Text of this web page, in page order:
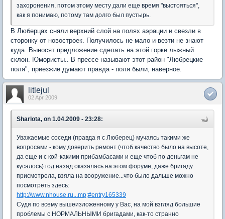
захоронения, потом этому месту дали еще время "выстояться",
как я понимаю, потому там долго был пустырь.
В Люберцах сняли верхний слой на полях аэрации и свезли в
сторонку от новостроек. Получилось не мало и везти не знают
куда. Выносят предложение сделать на этой горке лыжный
склон. Юмористы.. В прессе называют этот район "Любрецкие
поля", приезжие думают правда - поля были, наверное.
litlejul
02 Apr 2009
Sharlota, on 1.04.2009 - 23:28:
Уважаемые соседи (правда я с Люберец) мучаясь такими же
вопросами - кому доверить ремонт (чтоб качество было на высоте,
да еще и с кой-какими прибамбасами и еще чтоб по деньгам не
кусалось) год назад оказалась на этом форуме, даже бригаду
присмотрела, взяла на вооружение...что было дальше можно
посмотреть здесь:
http://www.nhouse.ru...mp;#entry165339
Судя по всему вышеизложенному у Вас, на мой взгляд большие
проблемы с НОРМАЛЬНЫМИ бригадами, как-то странно